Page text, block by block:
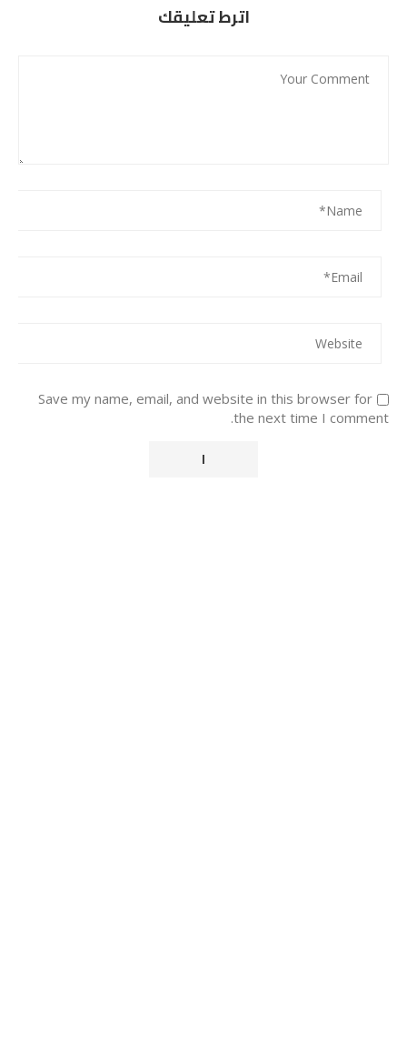
اترط تعليقك
Save my name, email, and website in this browser for
the next time I comment.